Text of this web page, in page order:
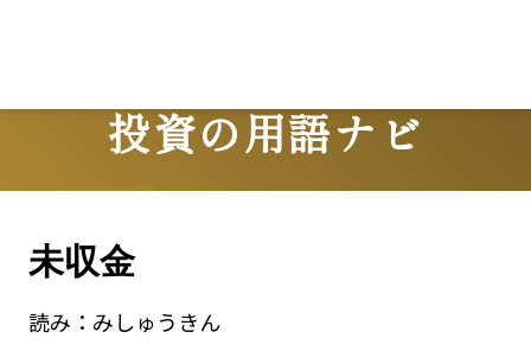
投資の用語ナビ
Terms
未収金
読み： みしゅうきん